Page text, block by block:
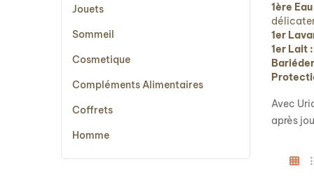
Jouets
Sommeil
Cosmetique
Compléments Alimentaires
Coffrets
Homme
1ère
1er
1er Lait :
Avec
après